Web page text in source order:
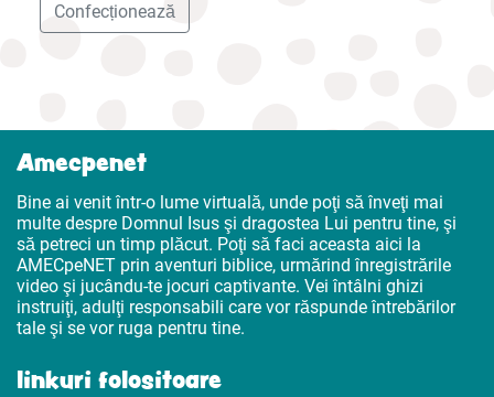
Confecționează
Amecpenet
Bine ai venit într-o lume virtuală, unde poţi să înveţi mai
multe despre Domnul Isus şi dragostea Lui pentru tine, şi
să petreci un timp plăcut. Poţi să faci aceasta aici la
AMECpeNET prin aventuri biblice, urmărind înregistrările
video şi jucându-te jocuri captivante. Vei întâlni ghizi
instruiţi, adulţi responsabili care vor răspunde întrebărilor
tale şi se vor ruga pentru tine.
linkuri folositoare